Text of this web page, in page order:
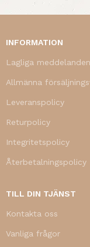
INFORMATION
Lagliga meddelanden
Allmänna
Leveranspolicy
Returpolicy
Integritetspolicy
Återbetalningspolicy
TILL DIN TJÄNST
Kontakta oss
Vanliga frågor